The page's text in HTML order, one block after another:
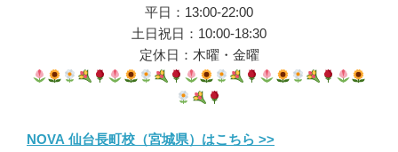
平日：13:00-22:00
土日祝日：10:00-18:30
定休日：木曜・金曜
NOVA 仙台長町校（宮城県）はこちら >>